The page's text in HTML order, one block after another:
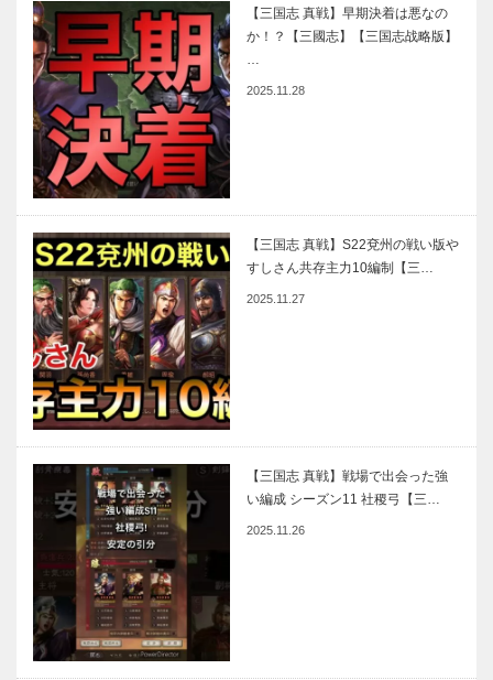
【三国志 真戦】早期決着は悪なの
か！？【三國志】【三国志战略版】
…
2025.11.28
【三国志 真戦】S22兗州の戦い版や
すしさん共存主力10編制【三…
2025.11.27
【三国志 真戦】戦場で出会った強
い編成 シーズン11 社稷弓【三…
2025.11.26